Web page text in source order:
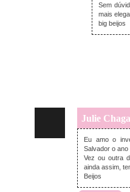
Sem
mais
big beijos
Julie
Eu amo o
Salvador o ano
Vez ou outra
ainda assim,
Beijos